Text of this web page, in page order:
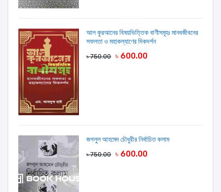
আল কুরআনের বিষয়ভিত্তিক বাণীসমূহঃ মানবজীবনের
সফলতা ও মহাকল্যাণের দিকদর্শন
৳ 750.00 ৳ 600.00
জগলুল আহমেদ চৌধুরীর নির্বাচিত কলাম
৳ 750.00 ৳ 600.00